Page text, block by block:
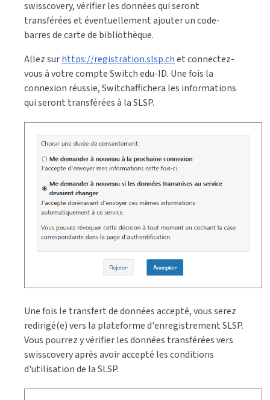
swisscovery, vérifier les données qui seront
transférées et éventuellement ajouter un code-
barres de carte de bibliothèque.
Allez surhttps://registration.slsp.chet connectez-
vous à votre compte Switch edu-ID. Une fois la
connexion réussie, Switchaffichera les informations
qui seront transférées à la SLSP.
Une fois le transfert de données accepté, vous serez
redirigé(e) vers la plateforme d'enregistrement SLSP.
Vous pourrez y vérifier les données transférées vers
swisscovery après avoir accepté les conditions
d'utilisation de la SLSP.